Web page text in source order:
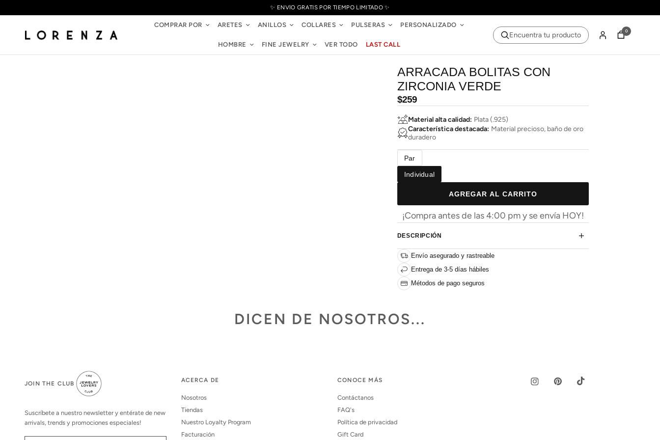
✨ ENVÍO GRATIS POR TIEMPO LIMITADO ✨
COMPRAR POR ARETES ANILLOS COLLARES PULSERAS PERSONALIZADO
HOMBRE FINE JEWELRY VER TODO LAST CALL
Encuentra tu producto 0
ARRACADA BOLITAS CON
ZIRCONIA VERDE
Precio
habitual
$259
Material alta calidad: Plata (.925)
Característica destacada: Material precioso, baño de oro
duradero
Par
Individual
AGREGAR AL CARRITO
¡Compra antes de las 4:00 pm y se envía HOY!
DESCRIPCIÓN
Envío asegurado y rastreable
Entrega de 3-5 días hábiles
Métodos de pago seguros
DICEN DE NOSOTROS...
JOIN THE CLUB
Suscríbete a nuestro newsletter y entérate de new
arrivals, trends y promociones especiales!
ACERCA DE
Nosotros
Tiendas
Nuestro Loyalty Program
Facturación
CONOCE MÁS
Contáctanos
FAQ's
Política de privacidad
Gift Card